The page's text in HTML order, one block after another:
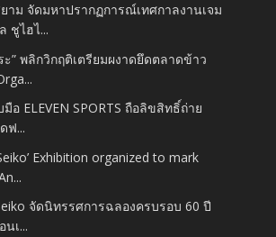
าม จัดมหาปรากฏการณ์เทศกาลงานเจม
ชูไฮไ...
ะ” พลิกวิกฤติเตรียมผงาดยึดตลาดข้าว
อ ELEVEN SPORTS ถือลิขสิทธิ์ถ่าย
ฟ...
Exhibition organized to mark
จัดนิทรรศการฉลองครบรอบ 60 ปี
นเ...